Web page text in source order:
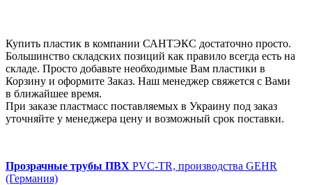
Купить пластик в компании САНТЭКС достаточно просто.
Большинство складских позиций как правило всегда есть на
складе. Просто добавьте необходимые Вам пластики в
Корзину и оформите Заказ. Наш менеджер свяжется с Вами
в ближайшее время.
При заказе пластмасс поставляемых в Украину под заказ
уточняйте у менеджера цену и возможный срок поставки.
Прозрачные трубы ПВХ PVC-TR, производства GEHR
(Германия)